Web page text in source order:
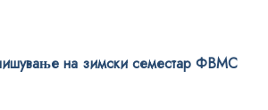
на зимски семестар ФВМС